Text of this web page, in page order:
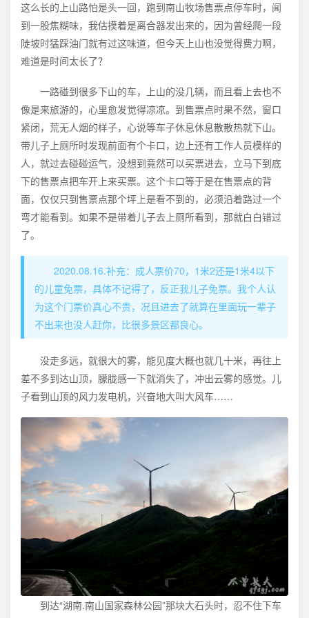
这么长的上山路怕是头一回，跑到南山牧场售票点停车时，闻
到一股焦糊味，我估摸着是离合器发出来的，因为曾经爬一段
陡坡时猛踩油门就有过这味道，但今天上山也没觉得费力啊，
难道是时间太长了？
一路碰到很多下山的车，上山的没几辆，而且看上去也不
像是来旅游的，心里愈发觉得凉凉。到售票点时果不然，窗口
紧闭，荒无人烟的样子，心说等车子休息休息散散热就下山。
带儿子上厕所时发现前面有个卡口，边上还有工作人员模样的
人，就过去碰碰运气，没想到竟然可以买票进去，立马下到底
下的售票点把车开上来买票。这个卡口等于是在售票点的背
面，仅仅只到售票点那个坪上是看不到的，必须沿着路过一个
弯才能看到。如果不是带着儿子去上厕所看到，那就白白错过
了。
2020.08.16.补充：成人票价70，1米2还是1米4以下
的儿童免票，具体不记得了，反正我儿子免票。我个人认
为这个门票价真心不贵，况且进去了就算在里面玩一辈子
不出来也没人赶你，比很多景区都良心。
没走多远，就很大的雾，能见度大概也就几十米，再往上
差不多到达山顶，朦胧感一下就消失了，冲出云雾的感觉。儿
子看到山顶的风力发电机，兴奋地大叫大风车……
到达“湖南.南山国家森林公园”那块大石头时，忍不住下车